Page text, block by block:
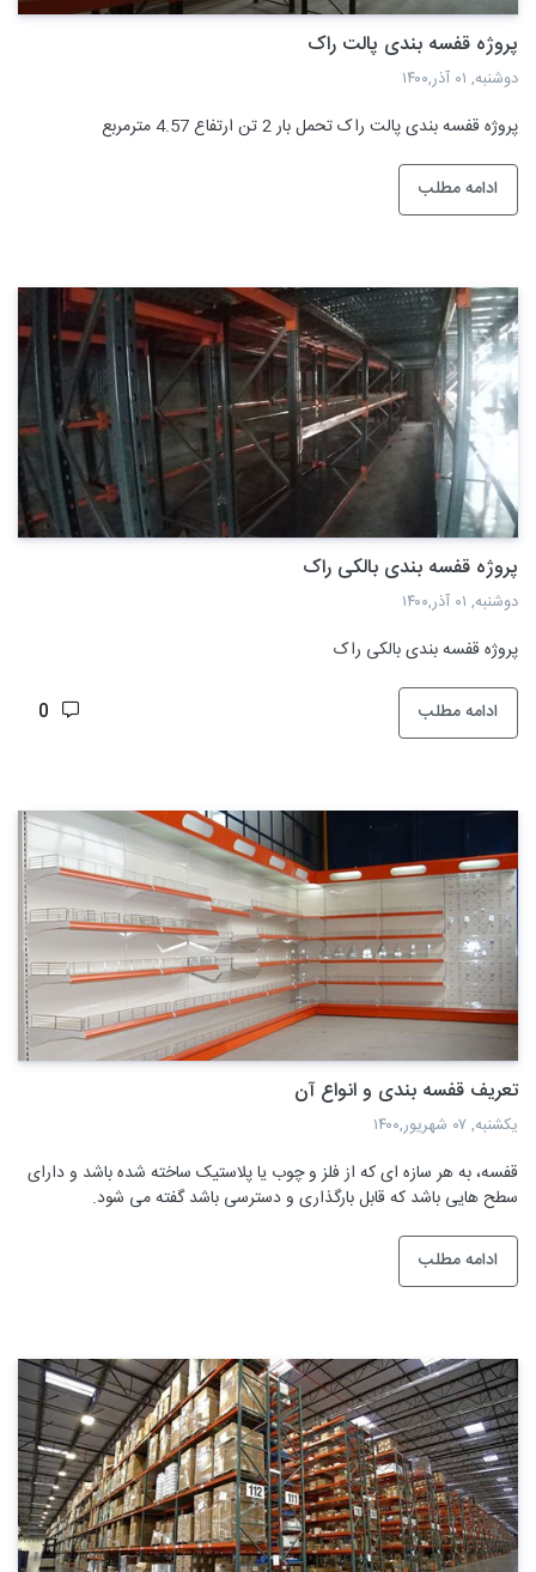
پروژه قفسه بندی پالت راک
دوشنبه, ۰۱ آذر,۱۴۰۰
پروژه قفسه بندی پالت راک تحمل بار 2 تن ارتفاع 4.57 مترمربع
ادامه مطلب
پروژه قفسه بندی بالکی راک
دوشنبه, ۰۱ آذر,۱۴۰۰
پروژه قفسه بندی بالکی راک
ادامه مطلب 0
تعریف قفسه بندی و انواع آن
یکشنبه, ۰۷ شهریور,۱۴۰۰
قفسه، به هر سازه ای که از فلز و چوب یا پلاستیک ساخته شده باشد و دارای
سطح هایی باشد که قابل بارگذاری و دسترسی باشد گفته می شود.
ادامه مطلب